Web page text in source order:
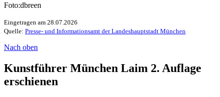
Foto:dbreen
Eingetragen am 28.07.2026
Quelle: Presse- und Informationsamt der Landeshauptstadt München
Nach oben
Kunstführer München Laim 2. Auflage
erschienen